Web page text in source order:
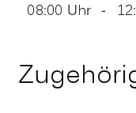
08:00 Uhr -